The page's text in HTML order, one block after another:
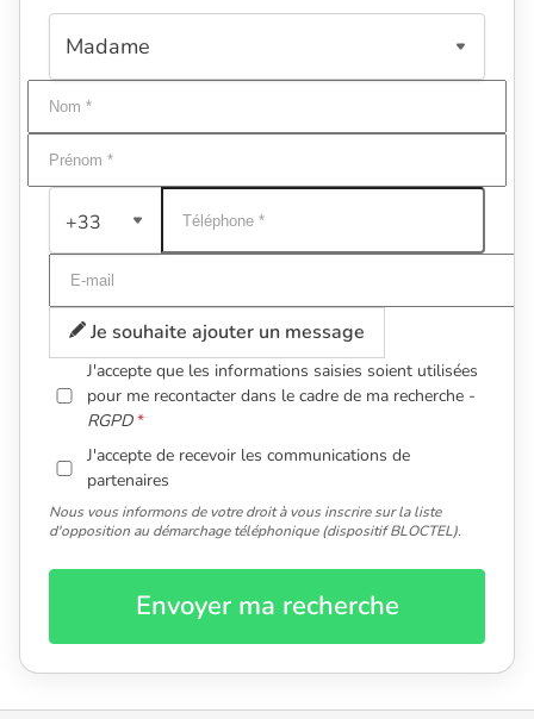
+33
Je souhaite ajouter un message
J'accepte que les informations saisies soient utilisées
pour me recontacter dans le cadre de ma recherche -
RGPD
J'accepte de recevoir les communications de
partenaires
Nous vous informons de votre droit à vous inscrire sur la liste
d'opposition au démarchage téléphonique (dispositif BLOCTEL).
Envoyer ma recherche